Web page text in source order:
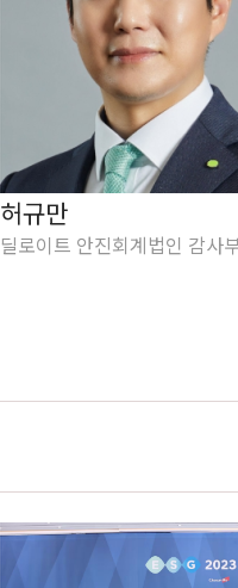
허규만
딜로이트 안진회계법인 감사